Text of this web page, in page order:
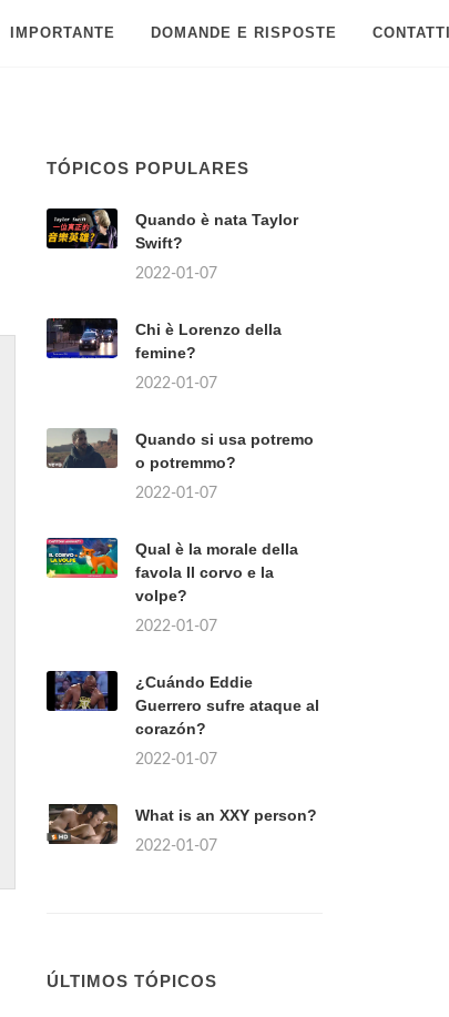
IMPORTANTE DOMANDE E RISPOSTE
TÓPICOS POPULARES
Quando è nata Taylor
Swift?
2022-01-07
Chi è Lorenzo della
femine?
2022-01-07
Quando si usa potremo
o potremmo?
2022-01-07
Qual è la morale della
favola Il corvo e la
volpe?
2022-01-07
¿Cuándo Eddie
Guerrero sufre ataque al
corazón?
2022-01-07
What is an XXY person?
2022-01-07
ÚLTIMOS TÓPICOS